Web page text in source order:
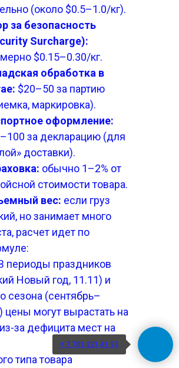
+ 7 701 221 41 93
(около $0.5–1.0/кг).
за безопасность
Surcharge):
$0.15–0.30/кг.
обработка в
$20–50 за партию
маркировка).
оформление:
за декларацию (для
доставки).
обычно 1–2% от
стоимости товара.
вес: если груз
но занимает много
расчет идет по
периоды праздников
Новый год, 11.11) и
сезона (сентябрь–
цены могут вырастать на
за дефицита мест на
типа товара